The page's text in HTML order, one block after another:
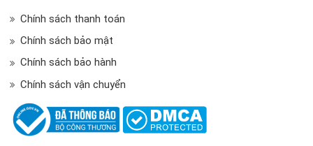
Chính sách thanh toán
Chính sách bảo mật
Chính sách bảo hành
Chính sách vận chuyển